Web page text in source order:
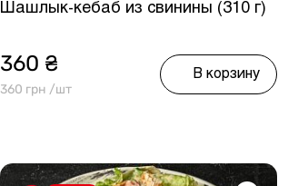
Шашлык-кебаб из свинины (310 г)
360 ₴
360 грн /шт
В корзину